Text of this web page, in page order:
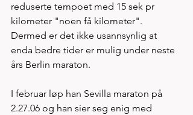
reduserte tempoet med 15 sek pr
kilometer "noen få kilometer".
Dermed er det ikke usannsynlig at
enda bedre tider er mulig under neste
års Berlin maraton.
I februar løp han Sevilla maraton på
2.27.06 og han sier seg enig med